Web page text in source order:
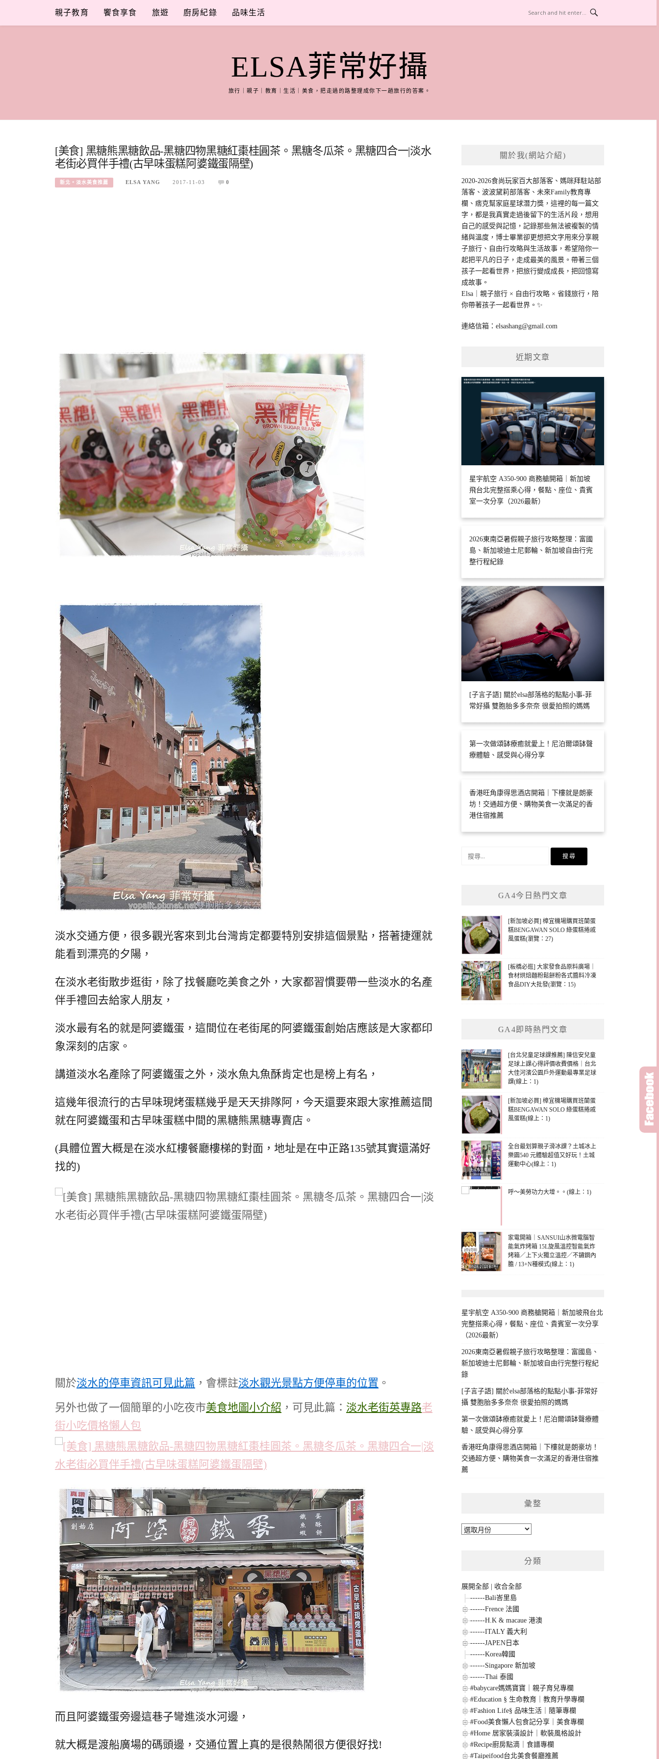
content
親子教育 饗食享食 旅遊 廚房紀錄 品味生活
ELSA菲常好攝
旅行｜親子｜教育｜生活｜美食，把走過的路整理成你下一趟旅行的答案。
[美食] 黑糖熊黑糖飲品-黑糖四物黑糖紅棗桂圓茶。黑糖冬瓜茶。黑糖四合一|淡水
老街必買伴手禮(古早味蛋糕阿婆鐵蛋隔壁)
新北。淡水美食推薦 ELSA YANG 2017-11-03 0
淡水交通方便，很多觀光客來到北台灣肯定都要特別安排這個景點，搭著捷運就
能看到漂亮的夕陽，
在淡水老街散步逛街，除了找餐廳吃美食之外，大家都習慣要帶一些淡水的名產
伴手禮回去給家人朋友，
淡水最有名的就是阿婆鐵蛋，這間位在老街尾的阿婆鐵蛋創始店應該是大家都印
象深刻的店家。
講道淡水名產除了阿婆鐵蛋之外，淡水魚丸魚酥肯定也是榜上有名，
這幾年很流行的古早味現烤蛋糕幾乎是天天排隊阿，今天還要來跟大家推薦這間
就在阿婆鐵蛋和古早味蛋糕中間的黑糖熊黑糖專賣店。
(具體位置大概是在淡水紅樓餐廳樓梯的對面，地址是在中正路135號其實還滿好
找的)
關於淡水的停車資訊可見此篇 ，會標註淡水觀光景點方便停車的位置 。
另外也做了一個簡單的小吃夜市美食地圖小介紹 ，可見此篇： 淡水老街英專路老
街小吃價格懶人包
而且阿婆鐵蛋旁邊這巷子彎進淡水河邊，
就大概是渡船廣場的碼頭邊，交通位置上真的是很熱鬧很方便很好找!
關於我(網站介紹)
2020-2026食尚玩家百大部落客、媽咪拜駐站部
落客、波波黛莉部落客、未來Family教育專
欄、痞克幫家庭星球潛力獎，這裡的每一篇文
字，都是我真實走過後留下的生活片段，想用
自己的感受與記憶，記錄那些無法被複製的情
緒與溫度，博士畢業卻更想把文字用來分享親
子旅行、自由行攻略與生活故事，希望陪你一
起把平凡的日子，走成最美的風景。帶著三個
孩子一起看世界，把旅行變成成長，把回憶寫
成故事。
Elsa｜親子旅行 × 自由行攻略 × 省錢旅行，陪
你帶著孩子一起看世界。✨
連絡信箱：elsashang@gmail.com
近期文章
星宇航空 A350-900 商務艙開箱｜新加坡
飛台北完整搭乘心得，餐點、座位、貴賓
室一次分享（2026最新）
2026東南亞暑假親子旅行攻略整理：富國
島、新加坡迪士尼郵輪、新加坡自由行完
整行程紀錄
[子言子語] 關於elsa部落格的點點小事-菲
常好攝 雙胞胎多多奈奈 很愛拍照的媽媽
第一次做頌缽療癒就愛上！尼泊爾頌缽聲
療體驗、感受與心得分享
香港旺角康得思酒店開箱｜下樓就是朗豪
坊！交通超方便、購物美食一次滿足的香
港住宿推薦
GA4今日熱門文章
[新加坡必買] 樟宜機場購買班蘭蛋
糕BENGAWAN SOLO 綠蛋糕捲戚
風蛋糕(瀏覽：27)
[板橋必逛] 大家發食品原料廣場｜
食材烘焙麵粉鬆餅粉各式醬料冷凍
食品DIY大批發(瀏覽：15)
GA4即時熱門文章
[台北兒童足球課推薦] 陳信安兒童
足球上課心得評價收費價格｜台北
大佳河濱公園戶外運動最專業足球
課(線上：1)
[新加坡必買] 樟宜機場購買班蘭蛋
糕BENGAWAN SOLO 綠蛋糕捲戚
風蛋糕(線上：1)
全台最划算親子滑冰課？土城冰上
樂園540 元體驗超值又好玩！土城
運動中心(線上：1)
呼～美勞功力大增。。(線上：1)
家電開箱｜SANSUI山水微電腦智
能氣炸烤箱 15L旋風溫控智能氣炸
烤箱／上下火獨立溫控／不鏽鋼內
膽 / 13+N種模式(線上：1)
星宇航空 A350-900 商務艙開箱｜新加坡飛台北
完整搭乘心得，餐點、座位、貴賓室一次分享
（2026最新）
2026東南亞暑假親子旅行攻略整理：富國島、
新加坡迪士尼郵輪、新加坡自由行完整行程紀
錄
[子言子語] 關於elsa部落格的點點小事-菲常好
攝 雙胞胎多多奈奈 很愛拍照的媽媽
第一次做頌缽療癒就愛上！尼泊爾頌缽聲療體
驗、感受與心得分享
香港旺角康得思酒店開箱｜下樓就是朗豪坊！
交通超方便、購物美食一次滿足的香港住宿推
薦
彙整
彙
分類
展開全部
收合全部
------Bali峇里島
------Frence 法國
------H.K & macaue 港澳
------ITALY 義大利
------JAPEN日本
------Korea韓國
------Singapore 新加坡
------Thai 泰國
#babycare媽媽寶寶｜親子育兒專欄
#Education § 生命教育｜教育升學專欄
#Fashion Life§ 品味生活｜隨筆專欄
#Food美食懶人包食記分享｜美食專欄
#Home 居家裝潢設計｜軟裝風格設計
#Recipe廚房點滴｜食譜專欄
#Taipeifood台北美食餐廳推薦